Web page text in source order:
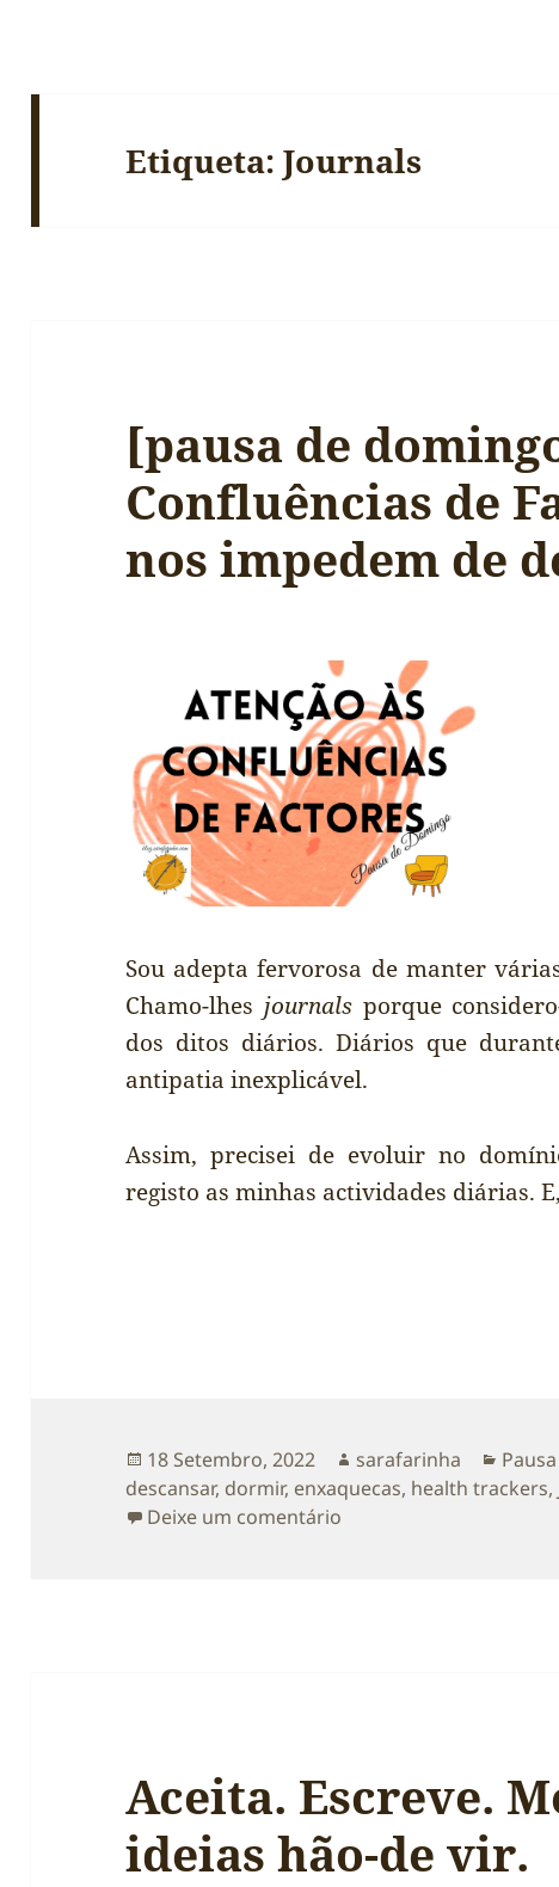
Etiqueta:Journals
[pausa de
Confluências de
nos impedem de
Sou adepta fervorosa de manter
Chamo-lhes journals porque
dos ditos diários. Diários que
antipatia inexplicável.
Assim, precisei de evoluir no
registo as minhas actividades diárias.
Publicado
a
18 Setembro, 2022 Autor
sarafarinha
descansar, dormir, enxaquecas, health trackers,
Deixe um comentário
Aceita. Escreve.
ideias hão-de vir.